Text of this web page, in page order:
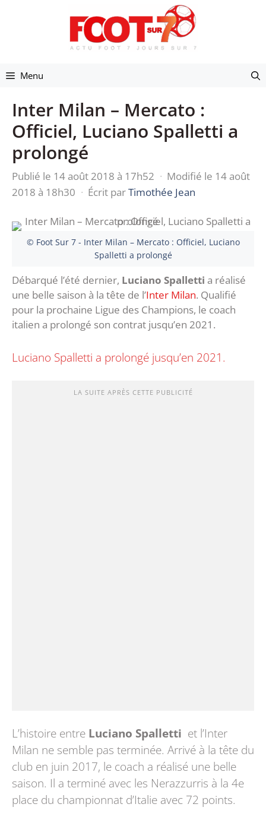
Menu
Inter Milan – Mercato :
Officiel, Luciano Spalletti a
prolongé
Publié le 14 août 2018 à 17h52 · Modifié le 14 août
2018 à 18h30 · Écrit parTimothée Jean
© Foot Sur 7 - Inter Milan – Mercato : Officiel, Luciano
Spalletti a prolongé
Débarqué l’été dernier, Luciano Spalletti a réalisé
une belle saison à la tête de l’Inter Milan. Qualifié
pour la prochaine Ligue des Champions, le coach
italien a prolongé son contrat jusqu’en 2021.
Luciano Spalletti a prolongé jusqu’en 2021.
LA SUITE APRÈS CETTE PUBLICITÉ
L’histoire entre Luciano Spalletti et l’Inter
Milan ne semble pas terminée. Arrivé à la tête du
club en juin 2017, le coach a réalisé une belle
saison. Il a terminé avec les Nerazzurris à la 4e
place du championnat d’Italie avec 72 points.